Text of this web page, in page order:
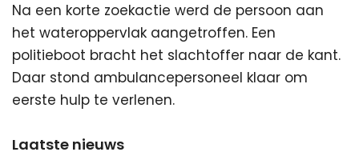
Na een korte zoekactie werd de persoon aan
het wateroppervlak aangetroffen. Een
politieboot bracht het slachtoffer naar de kant.
Daar stond ambulancepersoneel klaar om
eerste hulp te verlenen.